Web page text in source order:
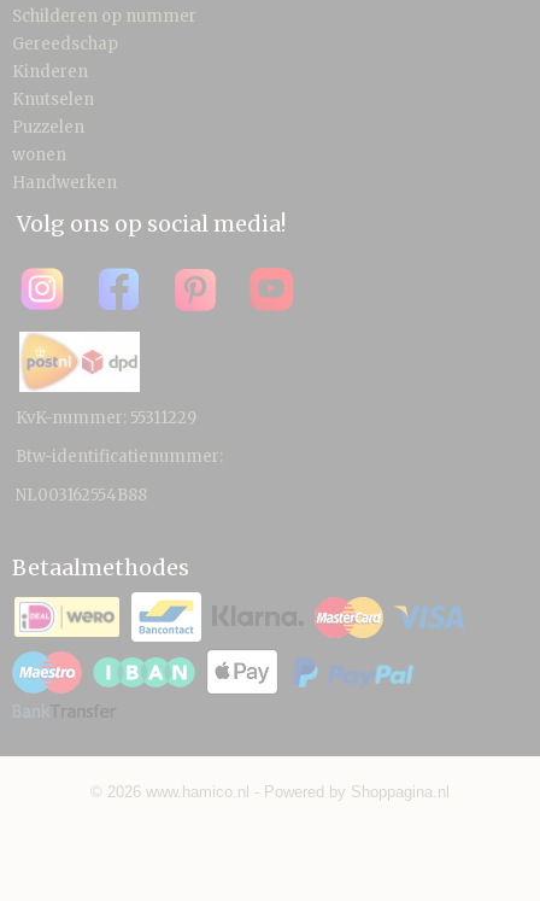
Schilderen op nummer
Gereedschap
Kinderen
Knutselen
Puzzelen
wonen
Handwerken
Volg ons op social media!
KvK-nummer: 55311229
Btw-identificatienummer:
NL003162554B88
Betaalmethodes
© 2026 www.hamico.nl - Powered by Shoppagina.nl